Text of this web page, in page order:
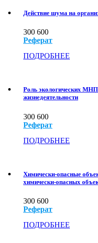
Действие шума на
300 600
Реферат
ПОДРОБНЕЕ
Роль экологических
жизнедеятельности
300 600
Реферат
ПОДРОБНЕЕ
Химически-опасные
химически-опасных
300 600
Реферат
ПОДРОБНЕЕ